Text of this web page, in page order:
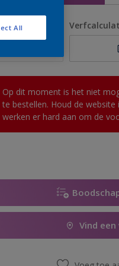
Op dit moment is het niet
te bestellen. Houd de website
werken er hard aan om de
Vind een
All